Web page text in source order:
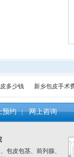
多少钱 新乡包皮手术
预约 | 网上咨询
包皮包茎、前列腺、